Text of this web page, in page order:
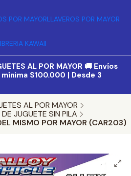
POR MAYORLLAVEROS POR MAYOR
KAWAII
AL POR MAYOR 🚚 Envíos
$100.000 | Desde 3
AL POR MAYOR
JUGUETE SIN PILA
MISMO POR MAYOR (CAR203)